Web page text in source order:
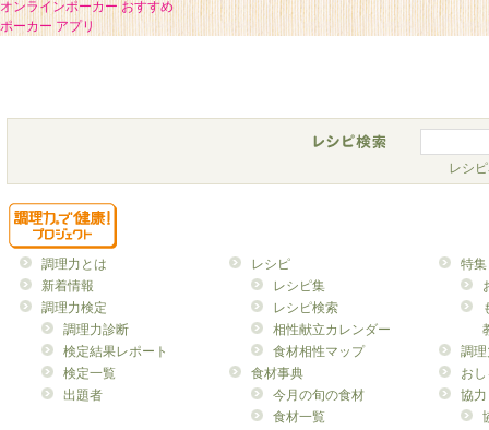
オンラインポーカー おすすめ
ポーカー アプリ
レシ
調理力とは
新着情報
調理力検定
調理力診断
検定結果レポート
検定一覧
出題者
レシピ
レシピ集
レシピ検索
相性献立カレンダー
食材相性マップ
食材事典
今月の旬の食材
食材一覧
特集
調
お
協力